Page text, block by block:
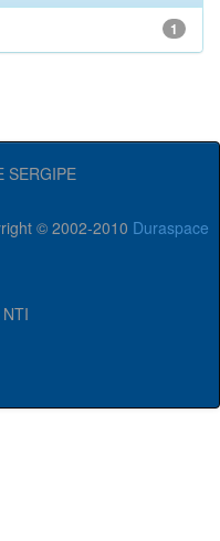
1
SERGIPE
© 2002-2010 Duraspace